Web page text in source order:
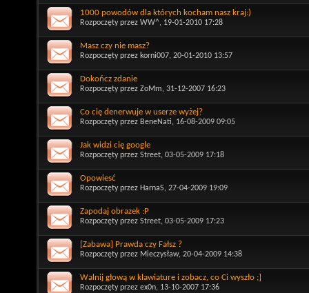
1000 powodów dla których kocham nasz kraj:)
Rozpoczęty przez WW^, 19-01-2010 17:28
Masz czy nie masz?
Rozpoczęty przez korni007, 20-01-2010 13:57
Dokończ zdanie
Rozpoczęty przez ZoMm, 31-12-2007 16:23
Co cię denerwuje w userze wyżej?
Rozpoczęty przez BeneNati, 16-08-2009 09:05
Jak widzi cię google
Rozpoczęty przez Street, 03-05-2009 17:18
Opowiesć
Rozpoczęty przez HarnaS, 27-04-2009 19:09
Zapodaj obrazek :P
Rozpoczęty przez Street, 03-05-2009 17:23
[Zabawa] Prawda czy Fałsz ?
Rozpoczęty przez Mieczysław, 20-04-2009 14:38
Walnij głową w klawiature i zobacz, co Ci wyszło ;]
Rozpoczęty przez ex0n, 13-10-2007 17:36